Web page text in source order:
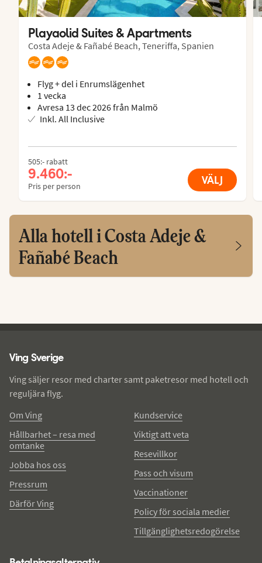
Playaolid Suites & Apartments
Costa Adeje & Fañabé Beach, Teneriffa, Spanien
Flyg + del i Enrumslägenhet
1 vecka
Avresa 13 dec 2026 från Malmö
Inkl. All Inclusive
505:- rabatt
9.460:-
Pris per person VÄLJ
Alla hotell i Costa Adeje &
Fañabé Beach
Ving Sverige
Ving säljer resor med charter samt paketresor med hotell och
reguljära flyg.
Om Ving
Hållbarhet – resa med
omtanke
Jobba hos oss
Pressrum
Därför Ving
Kundservice
Viktigt att veta
Resevillkor
Pass och visum
Vaccinationer
Policy för sociala medier
Tillgänglighetsredogörelse